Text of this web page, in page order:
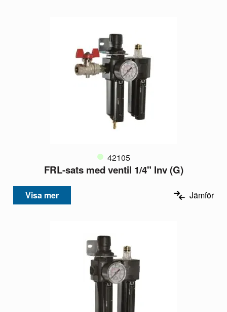
42105
FRL-sats med ventil 1/4" Inv (G)
Visa mer Jämför